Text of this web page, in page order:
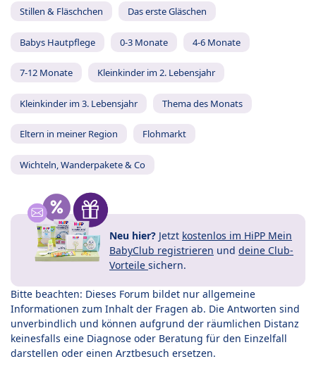
Stillen & Fläschchen Das erste Gläschen
Babys Hautpflege 0-3 Monate 4-6 Monate
7-12 Monate Kleinkinder im 2. Lebensjahr
Kleinkinder im 3. Lebensjahr Thema des Monats
Eltern in meiner Region Flohmarkt
Wichteln, Wanderpakete & Co
Neu hier? Jetzt kostenlos im HiPP Mein
BabyClub registrieren und deine Club-
Vorteile sichern.
Bitte beachten: Dieses Forum bildet nur allgemeine
Informationen zum Inhalt der Fragen ab. Die Antworten sind
unverbindlich und können aufgrund der räumlichen Distanz
keinesfalls eine Diagnose oder Beratung für den Einzelfall
darstellen oder einen Arztbesuch ersetzen.